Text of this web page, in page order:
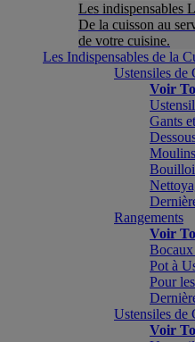
Les indispensables
De la cuisson au
de votre cuisine.
Les Indispensables de la
Ustensiles de
Voir
Gants
Rangements
Voir
Bocaux
Pot à
Pour
Ustensiles de
Voir